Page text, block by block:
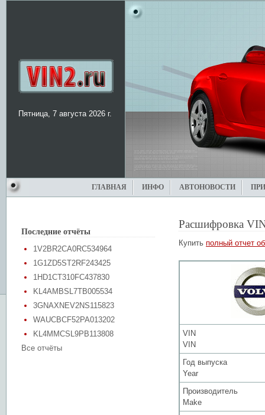
Пятница, 7 августа 2026 г.
ГЛАВНАЯ ИНФО АВТОНОВОСТИ
Последние отчёты
1V2BR2CA0RC534964
1G1ZD5ST2RF243425
1HD1CT310FC437830
KL4AMBSL7TB005534
3GNAXNEV2NS115823
WAUCBCF52PA013202
KL4MMCSL9PB113808
Все отчёты
Расшифровка
Купить полный отчет
VIN
VIN
Год выпуска
Year
Производитель
Make